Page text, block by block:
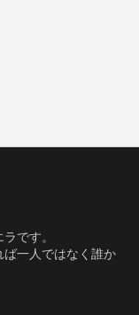
です。
ば一人ではなく誰か